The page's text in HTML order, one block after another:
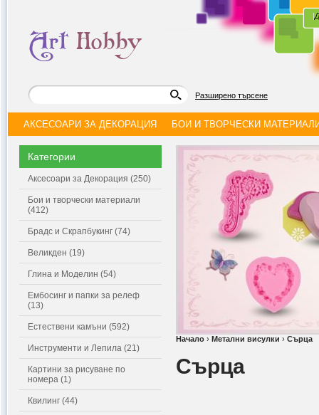
|
Разширено търсене
АКСЕСОАРИ ЗА ДЕКОРАЦИЯ БОИ И ТВОРЧЕСКИ
Категории
Аксесоари за Декорация (250)
Бои и творчески материали
(412)
Брадс и Скрапбукинг (74)
Великден (19)
Глина и Моделин (54)
Ембосинг и папки за релеф
(13)
Естествени камъни (592)
Инструменти и Лепила (21)
Картини за рисуване по
номера (1)
Квилинг (44)
Начало › Метални висулки › Сърца
Сърца